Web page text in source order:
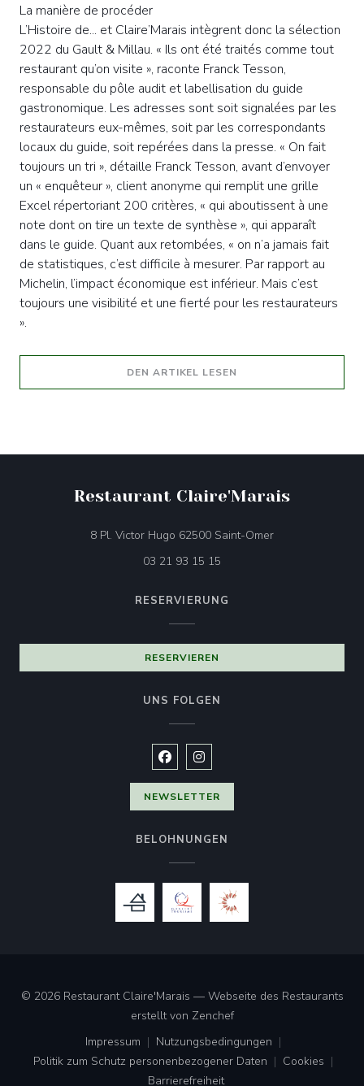
La manière de procéder
L’Histoire de... et Claire’Marais intègrent donc la sélection
2022 du Gault & Millau. « Ils ont été traités comme tout
restaurant qu’on visite », raconte Franck Tesson,
responsable du pôle audit et labellisation du guide
gastronomique. Les adresses sont soit signalées par les
restaurateurs eux-mêmes, soit par les correspondants
locaux du guide, soit repérées dans la presse. « On fait
toujours un tri », détaille Franck Tesson, avant d’envoyer
un « enquêteur », client anonyme qui remplit une grille
Excel répertoriant 200 critères, « qui aboutissent à une
note dont on tire un texte de synthèse », qui apparaît
dans le guide. Quant aux retombées, « on n’a jamais fait
de statistiques, c’est difficile à mesurer. Par rapport au
Michelin, l’impact économique est inférieur. Mais c’est
toujours une visibilité et une fierté pour les restaurateurs
».
DEN ARTIKEL LESEN
Restaurant Claire'Marais
8 Pl. Victor Hugo 62500 Saint-Omer((öffnet ein
03 21 93 15 15
RESERVIERUNG
RESERVIEREN
UNS FOLGEN
Facebook ((öffnet ein neues
Instagram ((öffnet ein neues
NEWSLETTER
BELOHNUNGEN
© 2026 Restaurant Claire'Marais — Webseite des Restaurants
erstellt von Zenchef((öffnet ein neues
Impressum
((öffnet ein neues Fenster))
Nutzungsbedingungen
((öffnet ein neues Fenster))
Politik zum Schutz personenbezogener Daten
((öffnet ein neues Fenster))
Cookies
((öffnet
Barrierefreiheit